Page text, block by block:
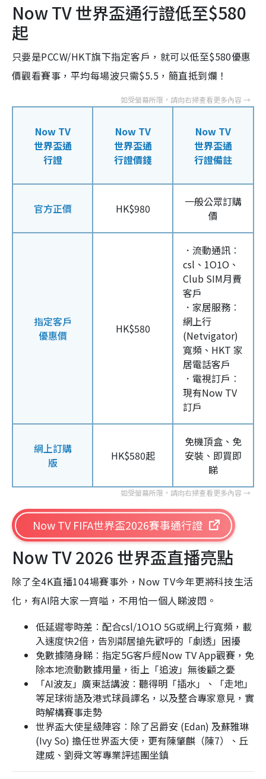
Now TV 世界盃通行證低至$580
起
只要是PCCW/HKT旗下指定客戶，就可以低至$580優惠
價觀看賽事，平均每場波只需$5.5，簡直抵到爛！
Now TV
世界盃通
行證
Now TV
世界盃通
行證價錢
Now TV
世界盃通
行證備註
官方正價 HK$980
一般公眾訂購
價
指定客戶
優惠價
HK$580
．流動通訊︰
csl、1O1O、
Club SIM月費
客戶
．家居服務︰
網上行
(Netvigator)
寬頻、HKT 家
居電話客戶
．電視訂戶︰
現有Now TV
訂戶
網上訂購
版
HK$580起
免機頂盒、免
安裝、即買即
睇
Now TV FIFA世界盃2026賽事通行證
Now TV 2026 世界盃直播亮點
除了全4K直播104場賽事外，Now TV今年更將科技生活
化，有AI陪大家一齊嗌，不用怕一個人睇波悶。
低延遲零時差︰配合csl/1O1O 5G或網上行寬頻，載
入速度快2倍，告別鄰居搶先歡呼的「劇透」困擾
免數據隨身睇︰指定5G客戶經Now TV App觀賽，免
除本地流動數據用量，街上「追波」無後顧之憂
「AI波友」廣東話講波︰聽得明「插水」、「走地」
等足球術語及港式球員譯名，以及整合專家意見，實
時解構賽事走勢
世界盃大使星級陣容︰除了呂爵安 (Edan) 及蘇雅琳
(Ivy So) 擔任世界盃大使，更有陳肇麒（陳7）、丘
建威、劉舜文等專業評述團坐鎮